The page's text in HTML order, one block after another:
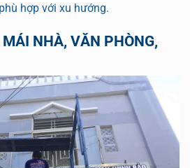
hợp với xu hướng.